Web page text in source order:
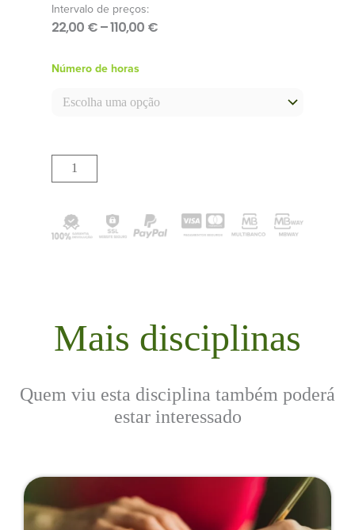
Intervalo de preços:
22,00 €–110,00 €
Número de horas
Mais disciplinas
Quem viu esta disciplina também poderá
estar interessado